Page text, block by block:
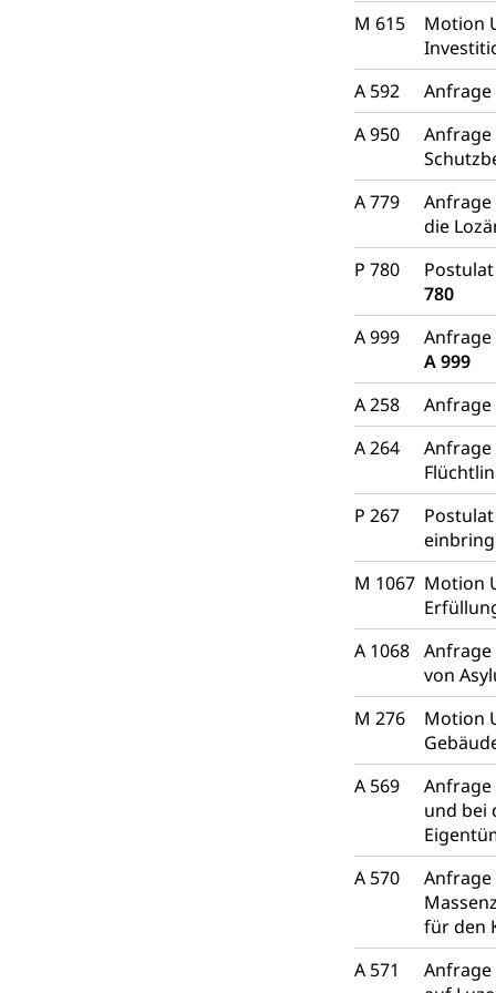
M 615
Motion
A 592 Anfrage
A 950
Anfrage
A 779
Anfrage
die
P 780
780
A 999
Anfrage
A 999
A 258
A 264
Anfrage
P 267
M 1067 Motion
A 1068
von
M 276
Motion
A 569
Anfrage
und bei
A 570
für den
A 571
Anfrage